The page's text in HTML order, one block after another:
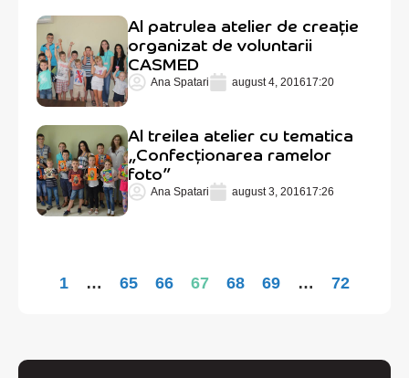
Al patrulea atelier de creație
organizat de voluntarii
CASMED
Ana Spatari august 4, 201617:20
Al treilea atelier cu tematica
„Confecționarea ramelor
foto”
Ana Spatari august 3, 201617:26
1 … 65 66 67 68 69 … 72